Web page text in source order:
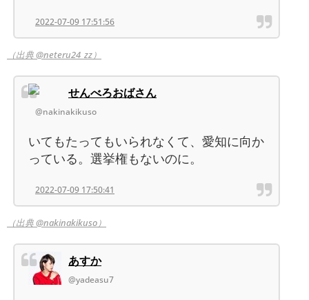
2022-07-09 17:51:56
（出典 @neteru24_zz）
せんべろおばさん
@nakinakikuso
いてもたってもいられなくて、愛知に向か
っている。選挙権もないのに。
2022-07-09 17:50:41
（出典 @nakinakikuso）
あすか
@yadeasu7